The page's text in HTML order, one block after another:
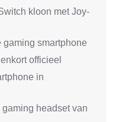
kloon met Joy-
gaming smartphone
officieel
in
headset van